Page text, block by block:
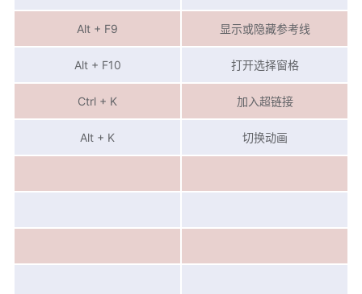
Alt + F9 显示或隐藏参考线
Alt + F10 打开选择窗格
Ctrl + K 加入超链接
Alt + K 切换动画